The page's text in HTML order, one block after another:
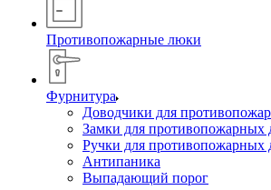
Противопожарные люки
Фурнитура
Доводчики для
Замки для противопожарных
Ручки для противопожарных
Антипаника
Выпадающий порог